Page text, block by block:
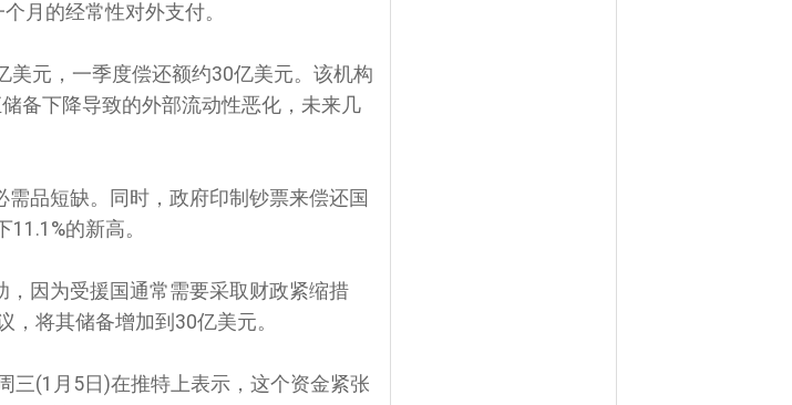
月的经常性对外支付。
元，一季度偿还额约30亿美元。该机构
储备下降导致的外部流动性恶化，未来几
品短缺。同时，政府印制钞票来偿还国
的新高。
因为受援国通常需要采取财政紧缩措
将其储备增加到30亿美元。
三(1月5日)在推特上表示，这个资金紧张